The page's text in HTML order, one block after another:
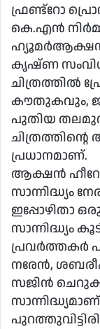
ഫ്രണ്ട്‌റോ
കെ.എൻ
ഹ്യൂമർആക്ഷൻ
കൃഷ്ണ
ചിത്രത്തിൽ
കൗതുകവും,
പുതിയ
പ്രധാനമാണ്.
ആക്ഷൻ
സാന്നിദ്ധ്യം
ഇപ്പോഴിതാ
സാന്നിദ്ധ്യം
പ്രവർത്തകർ
നരേൻ,
സജിൻ